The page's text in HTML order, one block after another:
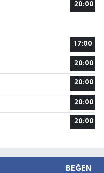
20:00
17:00
20:00
20:00
20:00
20:00
BEĞEN